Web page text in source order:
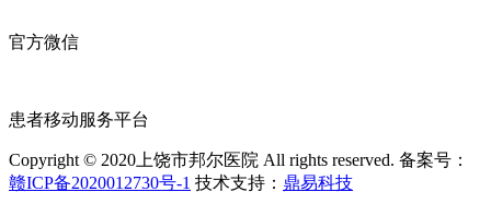
官方微信
患者移动服务平台
Copyright © 2020上饶市邦尔医院 All rights reserved. 备案号：
赣ICP备2020012730号-1 技术支持： 鼎易科技